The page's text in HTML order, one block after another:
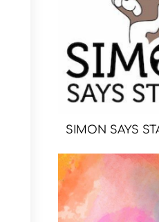
SIMON SAYS